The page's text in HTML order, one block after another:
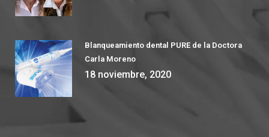
Blanqueamiento dental PURE de la Doctora
Carla Moreno
18 noviembre, 2020